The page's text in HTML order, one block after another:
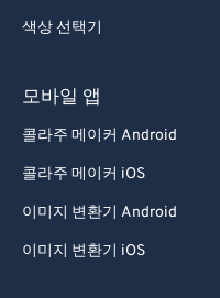
색상 선택기
모바일 앱
콜라주 메이커 Android
콜라주 메이커 iOS
이미지 변환기 Android
이미지 변환기 iOS